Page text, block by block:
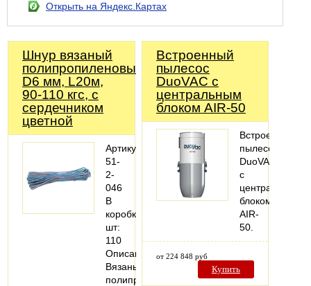
Открыть на Яндекс.Картах
Шнур вязаный
полипропиленовый,
D6 мм, L20м,
90-110 кгс, с
сердечником
цветной
Артикул:
51-
2-
046
В
коробке,
шт:
110
Описание:
Вязаный
полипропиленовый
Встроенный
пылесос
DuoVAC с
центральным
блоком AIR-50
Встроенный
пылесос
DuoVAC
с
центральным
блоком
AIR-
50.
от 224 848 руб
Купить